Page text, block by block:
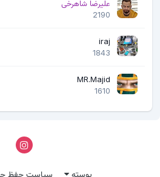
علیرضا شاهرخی
2190
iraj
1843
MR.Majid
1610
پوسته سیاست حفظ